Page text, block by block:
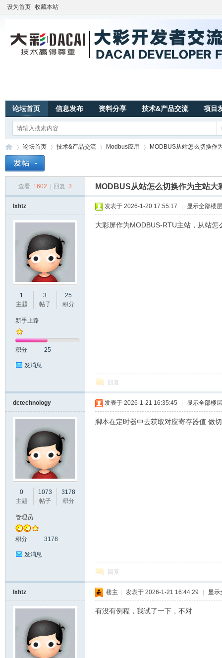
设为首页 收藏本站
论坛首页 信息发布 资料分享 技术&产品交流 项目
论坛首页
›
技术&产品交流
›
Modbus应用
›
MODBUS从站怎么切换作
查看: 1602 回复: 3 MODBUS从站怎么切换作为主站大
lxhtz
1
主题
3
帖子
25
积分
新手上路
积分 25
发消息
发表于 2026-1-20 17:55:17 显示全部楼层
大彩屏作为MODBUS-RTU主站，从站怎
回复
dctechnology
0
主题
1073
帖子
3178
积分
管理员
积分 3178
发消息
发表于 2026-1-21 16:35:45 显示全部楼层
脚本在定时器中去获取对应寄存器值 做
回复
lxhtz 楼主 发表于 2026-1-21 16:44:29 显示
有没有例程，我试了一下，不对